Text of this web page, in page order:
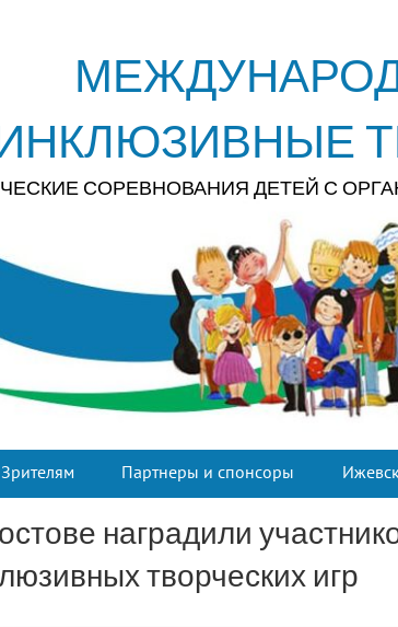
Зрителям Партнеры и спонсоры
СОРЕВНОВАНИЯ ДЕТЕЙ С
наградили
творческих игр